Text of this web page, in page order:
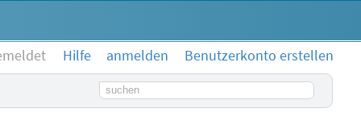
Hilfe anmelden
Benutzerkonto erstellen
Suchbegriff